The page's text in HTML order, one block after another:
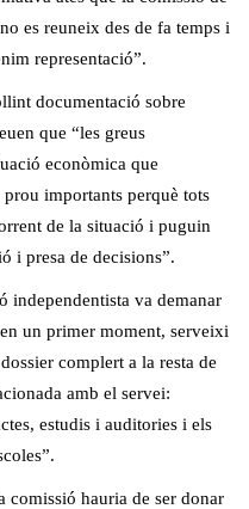
es reuneix des de fa temps i
representació”.
documentació sobre
que “les greus
econòmica que
prou importants perquè tots
de la situació i puguin
i presa de decisions”.
independentista va demanar
un primer moment, serveixi
complert a la resta de
amb el servei:
estudis i auditories i els
comissió hauria de ser donar